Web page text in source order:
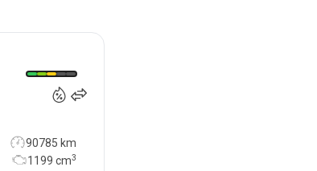
90785 km
1199 cm3